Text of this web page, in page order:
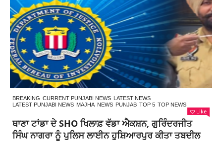
BREAKING CURRENT PUNJABI NEWS LATEST NEWS
LATEST PUNJABI NEWS MAJHA NEWS PUNJAB TOP 5 TOP NEWS
Like
ਥਾਣਾ ਟਾਂਡਾ ਦੇ SHO ਖਿਲਾਫ਼ ਵੱਡਾ ਐਕਸ਼ਨ, ਗੁਰਿੰਦਰਜੀਤ
ਸਿੰਘ ਨਾਗਰਾ ਨੂੰ ਪੁਲਿਸ ਲਾਈਨ ਹੁਸ਼ਿਆਰਪੁਰ ਕੀਤਾ ਤਬਦੀਲ